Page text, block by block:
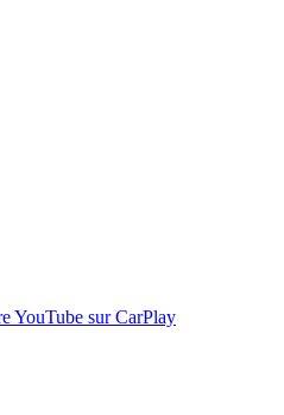
YouTube sur CarPlay